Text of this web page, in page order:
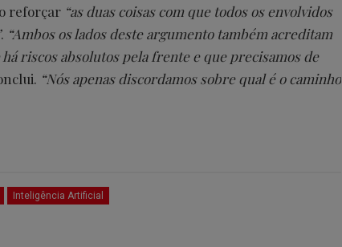
reforçar “as duas coisas com que todos os envolvidos
. “Ambos os lados deste argumento também acreditam
riscos absolutos pela frente e que precisamos de
“Nós apenas discordamos sobre qual é o caminho
Inteligência Artificial